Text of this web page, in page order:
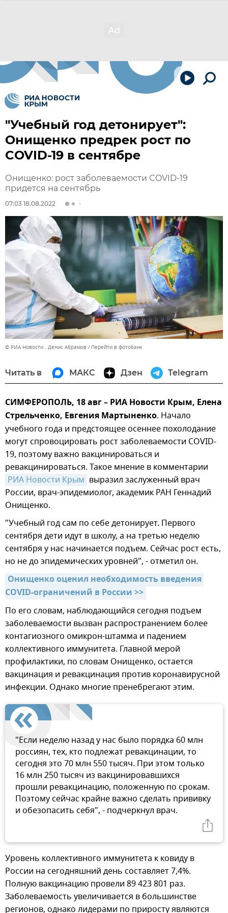
"Учебный год детонирует":
Онищенко предрек рост по
COVID-19 в сентябре
Онищенко: рост заболеваемости COVID-19
придется на сентябрь
07:03 18.08.2022
© РИА Новости . Денис Абрамов Перейти в фотобанк
Читать в МАКС Дзен Telegram
СИМФЕРОПОЛЬ, 18 авг – РИА Новости Крым, Елена
Стрельченко, Евгения Мартыненко. Начало
учебного года и предстоящее осеннее похолодание
могут спровоцировать рост заболеваемости COVID-
19, поэтому важно вакцинироваться и
ревакцинироваться. Такое мнение в комментарии
РИА Новости Крым выразил заслуженный врач
России, врач-эпидемиолог, академик РАН Геннадий
Онищенко.
"Учебный год сам по себе детонирует. Первого
сентября дети идут в школу, а на третью неделю
сентября у нас начинается подъем. Сейчас рост есть,
но не до эпидемических уровней", - отметил он.
Онищенко оценил необходимость введения
COVID-ограничений в России >>
По его словам, наблюдающийся сегодня подъем
заболеваемости вызван распространением более
контагиозного омикрон-штамма и падением
коллективного иммунитета. Главной мерой
профилактики, по словам Онищенко, остается
вакцинация и ревакцинация против коронавирусной
инфекции. Однако многие пренебрегают этим.
"Если неделю назад у нас было порядка 60 млн
россиян, тех, кто подлежат ревакцинации, то
сегодня это 70 млн 550 тысяч. При этом только
16 млн 250 тысяч из вакцинировавшихся
прошли ревакцинацию, положенную по срокам.
Поэтому сейчас крайне важно сделать прививку
и обезопасить себя", - подчеркнул врач.
Уровень коллективного иммунитета к ковиду в
России на сегодняшний день составляет 7,4%.
Полную вакцинацию провели 89 423 801 раз.
Заболеваемость увеличивается в большинстве
регионов, однако лидерами по приросту являются